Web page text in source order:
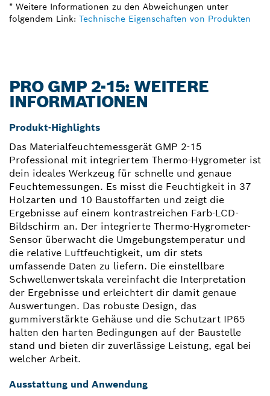
* Weitere Informationen zu den Abweichungen unter
folgendem Link: Technische Eigenschaften von Produkten
PRO GMP 2-15: WEITERE
INFORMATIONEN
Produkt-Highlights
Das Materialfeuchtemessgerät GMP 2-15
Professional mit integriertem Thermo-Hygrometer ist
dein ideales Werkzeug für schnelle und genaue
Feuchtemessungen. Es misst die Feuchtigkeit in 37
Holzarten und 10 Baustoffarten und zeigt die
Ergebnisse auf einem kontrastreichen Farb-LCD-
Bildschirm an. Der integrierte Thermo-Hygrometer-
Sensor überwacht die Umgebungstemperatur und
die relative Luftfeuchtigkeit, um dir stets
umfassende Daten zu liefern. Die einstellbare
Schwellenwertskala vereinfacht die Interpretation
der Ergebnisse und erleichtert dir damit genaue
Auswertungen. Das robuste Design, das
gummiverstärkte Gehäuse und die Schutzart IP65
halten den harten Bedingungen auf der Baustelle
stand und bieten dir zuverlässige Leistung, egal bei
welcher Arbeit.
Ausstattung und Anwendung